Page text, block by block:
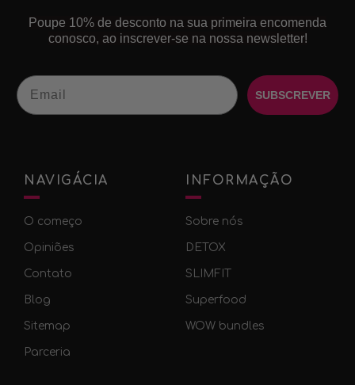
Poupe 10% de desconto na sua primeira encomenda
conosco, ao inscrever-se na nossa newsletter!
Email
SUBSCREVER
NAVIGÁCIA
O começo
Оpiniões
Contato
Blog
Sitemap
Parceria
INFORMAÇÃO
Sobre nós
DETOX
SLIMFIT
Superfood
WOW bundles